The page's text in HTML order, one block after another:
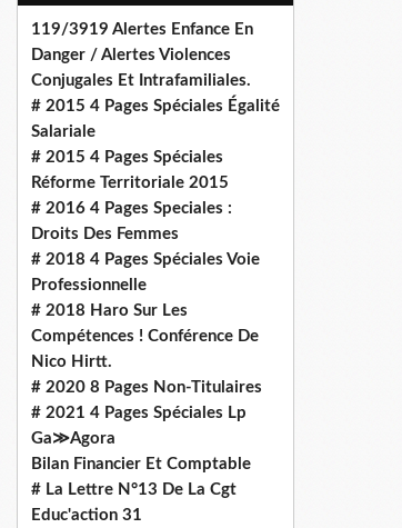
119/3919 Alertes Enfance En
Danger / Alertes Violences
Conjugales Et Intrafamiliales.
# 2015 4 Pages Spéciales Égalité
Salariale
# 2015 4 Pages Spéciales
Réforme Territoriale 2015
# 2016 4 Pages Speciales :
Droits Des Femmes
# 2018 4 Pages Spéciales Voie
Professionnelle
# 2018 Haro Sur Les
Compétences ! Conférence De
Nico Hirtt.
# 2020 8 Pages Non-Titulaires
# 2021 4 Pages Spéciales Lp
Ga≫Agora
Bilan Financier Et Comptable
# La Lettre N°13 De La Cgt
Educ'action 31